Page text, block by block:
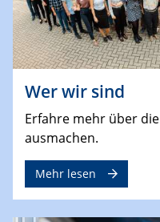
Wer wir sind
Erfahre mehr über die
ausmachen.
Mehr lesen